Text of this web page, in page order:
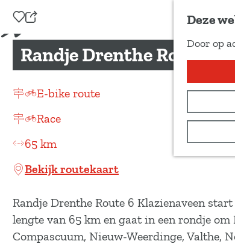
Deze
Door op
Voeg toe als favoriet
e
e
d
e
e
p
g
i
n
Randje Drenthe Route 6
E-bike route
Race
65 km
Bekijk routekaart
Randje Drenthe Route 6 Klazienaveen
lengte van 65 km en gaat in een rondje
Compascuum, Nieuw-Weerdinge, Valthe,